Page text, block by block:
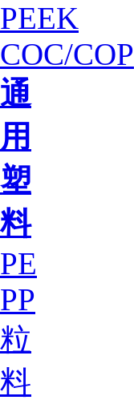
PEEK
COC/COP
通
用
塑
料
PE
PP
粒
料